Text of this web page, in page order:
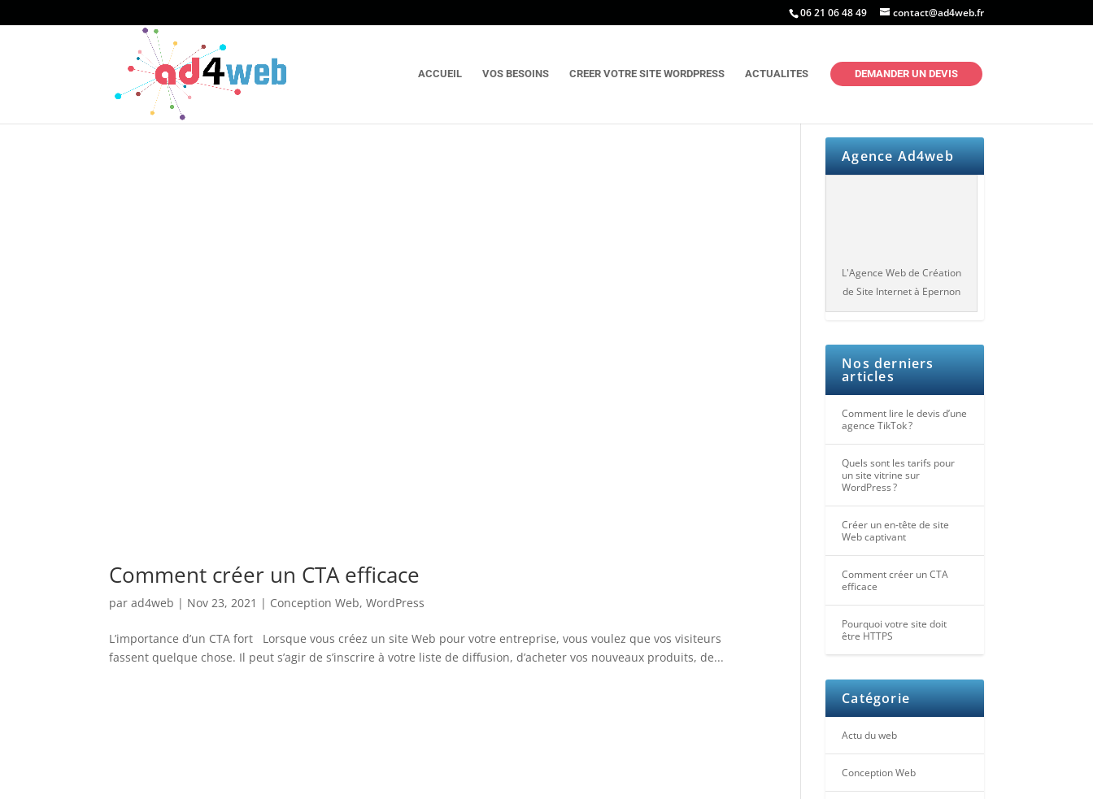
06 21 06 48 49 contact@ad4web.fr
ACCUEIL VOS BESOINS CREER VOTRE SITE WORDPRESS ACTUALITES DEMANDER UN DEVIS
Comment créer un CTA efficace
parad4web | Nov 23, 2021 | Conception Web,WordPress
L’importance d’un CTA fort Lorsque vous créez un site Web pour votre entreprise, vous voulez que vos visiteurs
fassent quelque chose. Il peut s’agir de s’inscrire à votre liste de diffusion, d’acheter vos nouveaux produits, de...
Agence Ad4web
L'Agence Web de Création
de Site Internet à Epernon
Nos derniers
articles
Comment lire le devis d’une
agence TikTok ?
Quels sont les tarifs pour
un site vitrine sur
WordPress ?
Créer un en-tête de site
Web captivant
Comment créer un CTA
efficace
Pourquoi votre site doit
être HTTPS
Catégorie
Actu du web
Conception Web